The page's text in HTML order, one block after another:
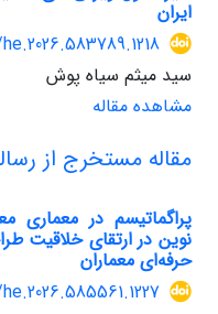
ایران
he.2026.583789.1218
سید میثم سیاه پوش
مشاهده مقاله
مقاله مستخرج از
پراگماتیسم در معماری
نوین در ارتقای خلاقیت
حرفه‌ای معماران
he.2026.585561.1227